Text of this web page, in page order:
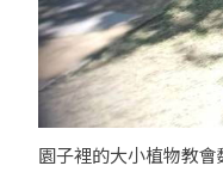
園子裡的大小植物教